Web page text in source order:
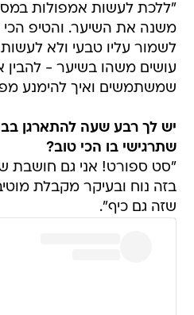
"ללכת לעשות אמפולות
משנה את השיער. והטיפ הכי
לשמור עליו טבעי ולא לעשות
עושים משהו בשיער - להבין
שמשתמשים ואיך להימנע
יש לך רבע שעה להתארגן
שתרגישי בו הכי טוב?
"סט ספורט! אני גם חושבת
בזה נוח ובעיקר מקבלת
שזה גם כיף".